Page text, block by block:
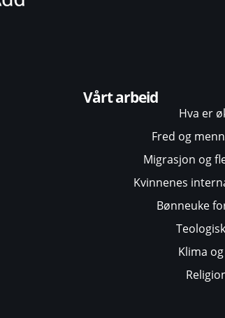
Vårt arbeid
Hva er
Fred og
Migrasjon og
Kvinnenes
Bønneuke
Klima